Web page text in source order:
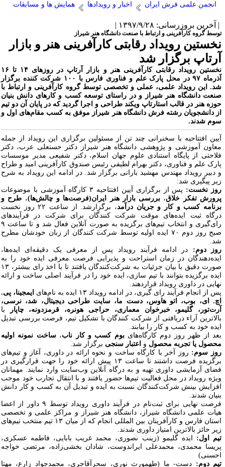
انجمن علمی فرش ایران اخبار و رویدادها همایش ها و مسابقات
بروزرسانی: ۱۳۹۷/۹/۲۸ |
گروه کارآفرینی و ارتباط با صنعت دانشگاه هنر شیراز
رویداد رقابتی کارآفرینی هنر و بازار
برگزار شد
نخستین رویداد رقابتی کارآفرینی هنر و بازار آرتاپ در روزهای ۱۴ تا ۱۶
آذرماه ۹۷ در محل پارک علم و فناوری فارس با ۱۰۰ شرکت کننده برگزار
این رویداد علمی، عملی و تخصصی توسط گروه کارآفرینی و ارتباط با
دانشگاه هنر شیراز و در راستای توسعه کسب و کارهای دانش بنیان
هنر در قالب استارتاپ ویکند طراحی و اجرا گردید که در پایان آن دو تیم
دانشجویان رشته فرش دانشگاه هنر شیراز موفق به کسب مقام‌های اول و
شدند.
افتتاحیه با سخنرانی چند تن از مسئولین برگزاری این رویداد از جمله
آموزشی و پژوهشی دانشگاه هنر شیراز دکتر حسنعلی عرب، دکتر
از پایگاه استنادی علوم جهان اسلام، دکتر شفیعی مدیر موسسات
علم و فناوری،دکتر بهرام لطیفیرئیس صندوق کارآفرینی امید و طراح
دبیر رویداد مهندس مهشید بارانی برگزار شد. در ادامه این رویداد به شرح
پیگیری شد:
نخست:پس از برگزاری آیین افتتاحیه ۳ کارگاه آموزشی با موضوعات
تفکر خلاق،بررسی بازار هنر ایران(فرصت‌ها و چالش‌ها)،طرح و
کسب و کار و جریان درآمد
، برگزارشد. از ساعت ۲۲ روز نخست
ثبت ایده‌های موقت شرکت کنند‌گان برای شرکت در فرآیندهای
رای‌گیری و انتخاب تیم‌های برگزیده به صورت آنلاین فعال شد و تا ساعت ۹
صبح روز دوم ۷۰ ایده اولیه توسط شرکت کنند‌گان از زبان خودشان مطرح
دوم:در ادامه فرآیند رویداد پس از معرفی یک دقیقه‌ای ایده‌ها،
در زمان استراحت و پذیرایی فرصت معرفی ایده خود را به
صورت دقیق با بیان جزئیات به شرکت‌کنندگان یافتند تا با اخذ رای بیشتر، ۱۳
برگزیده بتوانند با تیم سازی، ایده خود را در فرآیند اصلی ساخت و ارائه
در داوری رویداد قراردهند.
از انجام فرآیند رای گیری، در ادامه رویداد ۱۳ ایده به نام­‌های
ایمجینا، پی.
ای، بوب، اتو هاوس، دست ما، سایت طراحی دیجیتال، شد، نرسی،
گلیمو، خبرخوان معماری، حراجی هونره، قرمزدونه، چاپاربا
آراء دریافتی از شرکت کنندگان با تشکیل تیم، فرصت بررسی تبدیل
خود به کسب و کار را بیابند.
از ظهر روز دوم کارگاه‌هایبوم کسب و کار ناب،ساخت نمونه اولیه
یا تجربه محصولو اعتبار سنجیبرگزار شد.
سوم:روز آخر با کارگاه ساخت و نحوه ارائه در داوری، آغاز و تیم‌های
برگزیده فرصت داشتند تا ساعت ۱۳ پیش ارائه خود را جهت قرارگیری در
آزمایشی داوری تهیه و به درگاه آنلاین وب‌سایت وارد نمایند. مهمانان
رویداد در محل فعالیت تیم‌ها حضور یافتند و با انتقال تجارب خود موجب
بینش شرکت‌کنندگان نسبت به ایده و تبدیل آن به کسب و کار دانش
شدند.
فرصت نهایی برای ثبت‌نام در فرآیند داوری رویداد توسط ۹ داور از اعضا
علمی دانشگاه شیراز، دانشگاه هنر شیراز و مراکز علمی و تخصصی
استان فارس و کارآفرینان بین المللی انجام که از میان ۱۳ تیم منتخب تیم‌های
حائز بالاترین امتیاز داوری شدند.
اول:ایده­ گلیمو (زینب نصوری، محمد غریب بابایی، فاطمه عسکری،
محمدی، محمدعلی ایراندوست، شادان بخشی‌زاده، مرتضی خواجه
دوم:دست- ما (طهمورث نوری، سحرآقاجری، محمدجواد زارع، مهتا